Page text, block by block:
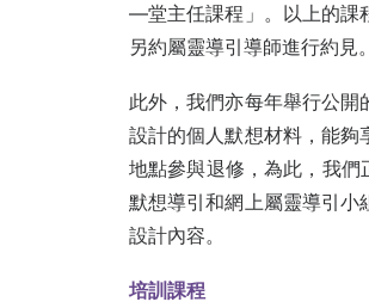
—堂主任課程」。以上的課
另約屬靈導引導師進行約見。
此外，我們亦每年舉行公
設計的個人默想材料，能夠
地點參與退修，為此，我
默想導引和網上屬靈導引小
設計內容。
培訓課程